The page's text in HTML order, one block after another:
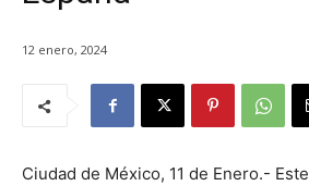
12 enero, 2024
Ciudad de México, 11 de Enero.-